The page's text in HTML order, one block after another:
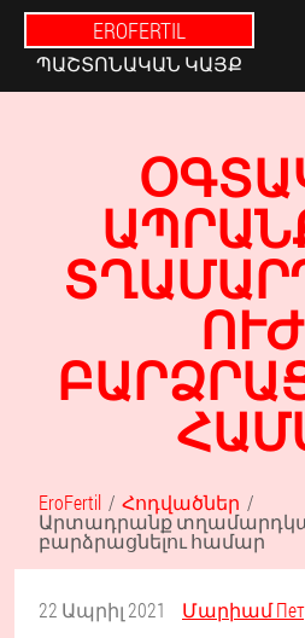
EROFERTIL
ՊԱՇՏՈՆԱԿԱՆ ԿԱՅՔ
EroFertil Հոդվածներ
Արտադրանք
բարձրացնելու համար
22 Ապրիլ 2021
Մարիամ